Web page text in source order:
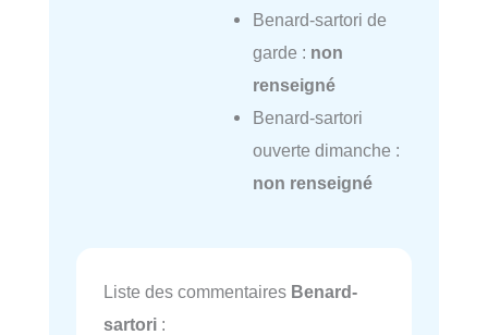
Benard-sartori de
garde : non
renseigné
Benard-sartori
ouverte dimanche :
non renseigné
Liste des commentaires Benard-
sartori :